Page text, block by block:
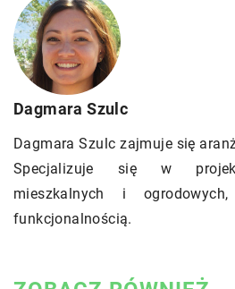
Dagmara Szulc
Dagmara Szulc zajmuje się
Specjalizuje się w
mieszkalnych i
funkcjonalnością.